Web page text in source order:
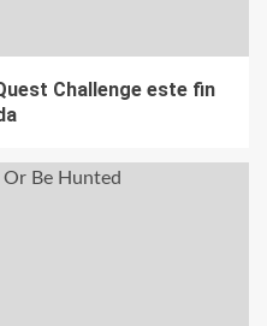
Challenge este fin